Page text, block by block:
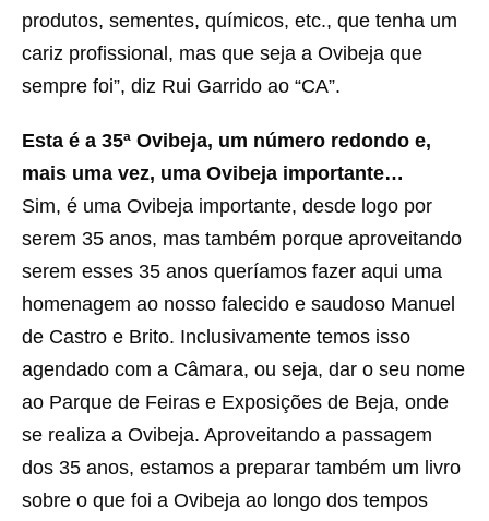
produtos, sementes, químicos, etc., que tenha um
cariz profissional, mas que seja a Ovibeja que
sempre foi”, diz Rui Garrido ao “CA”.
Esta é a 35ª Ovibeja, um número redondo e,
mais uma vez, uma Ovibeja importante…
Sim, é uma Ovibeja importante, desde logo por
serem 35 anos, mas também porque aproveitando
serem esses 35 anos queríamos fazer aqui uma
homenagem ao nosso falecido e saudoso Manuel
de Castro e Brito. Inclusivamente temos isso
agendado com a Câmara, ou seja, dar o seu nome
ao Parque de Feiras e Exposições de Beja, onde
se realiza a Ovibeja. Aproveitando a passagem
dos 35 anos, estamos a preparar também um livro
sobre o que foi a Ovibeja ao longo dos tempos